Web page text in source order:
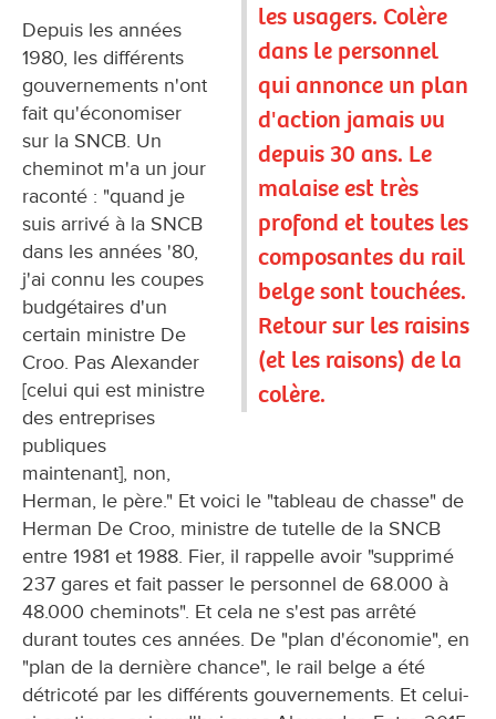
les usagers. Colère
dans le personnel
qui annonce un plan
d'action jamais vu
depuis 30 ans. Le
malaise est très
profond et toutes les
composantes du rail
belge sont touchées.
Retour sur les raisins
(et les raisons) de la
colère.
Depuis les années
1980, les différents
gouvernements n'ont
fait qu'économiser
sur la SNCB. Un
cheminot m'a un jour
raconté : "quand je
suis arrivé à la SNCB
dans les années '80,
j'ai connu les coupes
budgétaires d'un
certain ministre De
Croo. Pas Alexander
[celui qui est ministre
des entreprises
publiques
maintenant], non,
Herman, le père." Et voici le "tableau de chasse" de
Herman De Croo, ministre de tutelle de la SNCB
entre 1981 et 1988. Fier, il rappelle avoir "supprimé
237 gares et fait passer le personnel de 68.000 à
48.000 cheminots". Et cela ne s'est pas arrêté
durant toutes ces années. De "plan d'économie", en
"plan de la dernière chance", le rail belge a été
détricoté par les différents gouvernements. Et celui-